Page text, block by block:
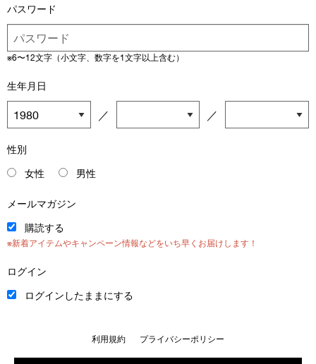
パスワード
※6〜12文字（小文字、数字を1文字以上含む）
生年月日
／ ／
性別
女性 男性
メールマガジン
購読する
※新着アイテムやキャンペーン情報などをいち早くお届けします！
ログイン
ログインしたままにする
利用規約 プライバシーポリシー